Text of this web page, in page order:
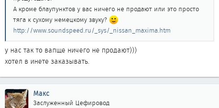
А кроме блаупунктов у вас ничего не продают или это просто
тяга к сухому немецкому звуку?
http://www.soundspeed.ru/_sys/_nissan_maxima.htm
у нас так то вапще ничего не продают)))
хотел в инете заказывать.
Макс
Заслуженный Цефировод